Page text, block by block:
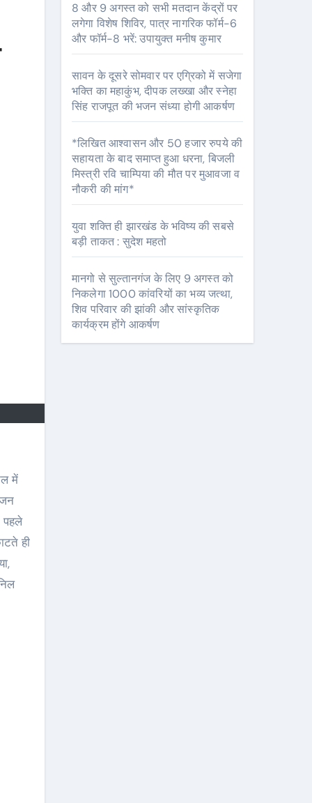
में
पहले
ही
8 और 9 अगस्त को सभी मतदान केंद्रों पर
लगेगा विशेष शिविर, पात्र नागरिक फॉर्म-6
और फॉर्म-8 भरें: उपायुक्त मनीष कुमार
सावन के दूसरे सोमवार पर एग्रिको में सजेगा
भक्ति का महाकुंभ, दीपक लख्खा और स्नेहा
सिंह राजपूत की भजन संध्या होगी आकर्षण
*लिखित आश्वासन और 50 हजार रुपये की
सहायता के बाद समाप्त हुआ धरना, बिजली
मिस्त्री रवि चाम्पिया की मौत पर मुआवजा व
नौकरी की मांग*
युवा शक्ति ही झारखंड के भविष्य की सबसे
बड़ी ताकत : सुदेश महतो
मानगो से सुल्तानगंज के लिए 9 अगस्त को
निकलेगा 1000 कांवरियों का भव्य जत्था,
शिव परिवार की झांकी और सांस्कृतिक
कार्यक्रम होंगे आकर्षण